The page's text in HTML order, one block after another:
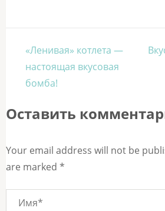
Навигация
по
записям
«Ленивая» котлета —
настоящая вкусовая
бомба!
Оставить
Your email address will not be
are marked *